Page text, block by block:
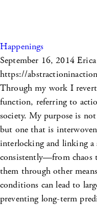
Happenings
September 16, 2014
https://
Through my work I
function, referring to
society. My purpose is
but one that is
interlocking and linking a
consistently—from
them through other
conditions can lead to
preventing long-term